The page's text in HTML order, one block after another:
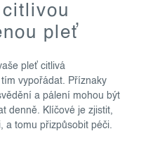
pleť
pleť citlivá
vypořádat. Příznaky
a pálení mohou být
denně. Klíčové je zjistit,
a tomu přizpůsobit péči.